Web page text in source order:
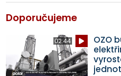
Doporučujeme
02:44
OZO